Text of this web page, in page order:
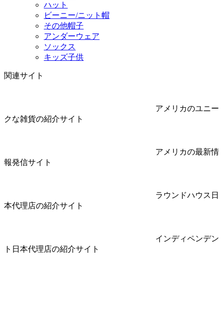
ハット
ビーニー/ニット帽
その他帽子
アンダーウェア
ソックス
キッズ子供
関連サイト
アメリカのユニー
クな雑貨の紹介サイト
アメリカの最新情
報発信サイト
ラウンドハウス日
本代理店の紹介サイト
インディペンデン
ト日本代理店の紹介サイト